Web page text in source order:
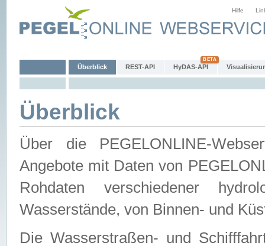
Hilfe
Überblick REST-API HyDAS-API
Überblick
Über die PEGELONLINE-
Angebote mit Daten von
Rohdaten verschiedener
Wasserstände, von Binnen- und
Die Wasserstraßen- und